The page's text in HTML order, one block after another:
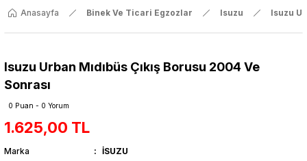
Anasayfa Binek Ve Ticari Egzozlar Isuzu Isuzu
Isuzu Urban Mıdıbüs Çıkış Borusu 2004 Ve
Sonrası
0 Puan - 0 Yorum
1.625,00 TL
Marka
İSUZU